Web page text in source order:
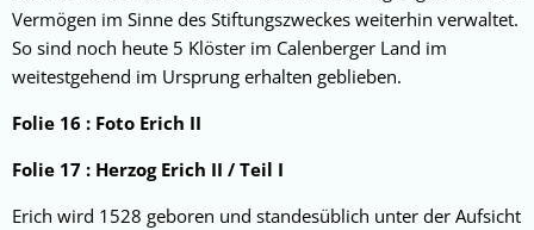
Vermögen im Sinne des Stiftungszweckes weiterhin verwaltet.
So sind noch heute 5 Klöster im Calenberger Land im
weitestgehend im Ursprung erhalten geblieben.
Folie 16 : Foto Erich II
Folie 17 : Herzog Erich II / Teil I
Erich wird 1528 geboren und standesüblich unter der Aufsicht